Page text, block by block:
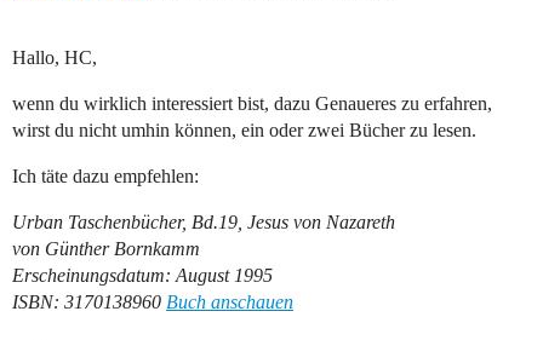
Hallo, HC,
wenn du wirklich interessiert bist, dazu Genaueres zu erfahren,
wirst du nicht umhin können, ein oder zwei Bücher zu lesen.
Ich täte dazu empfehlen:
Urban Taschenbücher, Bd.19, Jesus von Nazareth
von Günther Bornkamm
Erscheinungsdatum: August 1995
ISBN: 3170138960 Buch anschauen